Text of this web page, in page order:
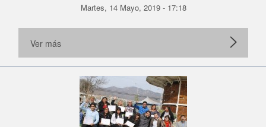
Martes, 14 Mayo, 2019 - 17:18
Ver más